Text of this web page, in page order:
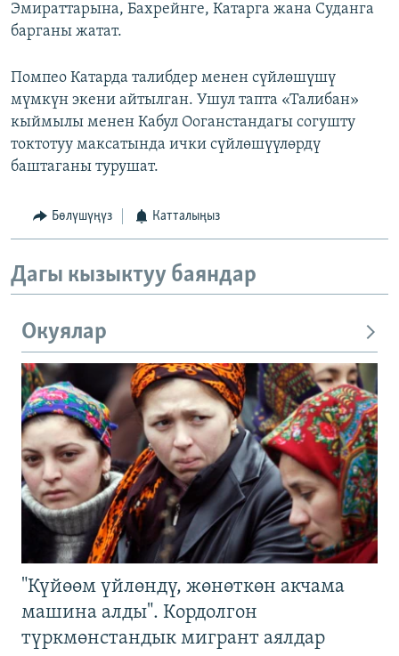
Эмираттарына, Бахрейнге, Катарга жана Суданга
барганы жатат.
Помпео Катарда талибдер менен сүйлөшүшү
мүмкүн экени айтылган. Ушул тапта «Талибан»
кыймылы менен Кабул Ооганстандагы согушту
токтотуу максатында ички сүйлөшүүлөрдү
баштаганы турушат.
Бөлүшүңүз Катталыңыз
Дагы кызыктуу баяндар
Окуялар
"Күйөөм үйлөндү, жөнөткөн акчама
машина алды". Кордолгон
түркмөнстандык мигрант аялдар